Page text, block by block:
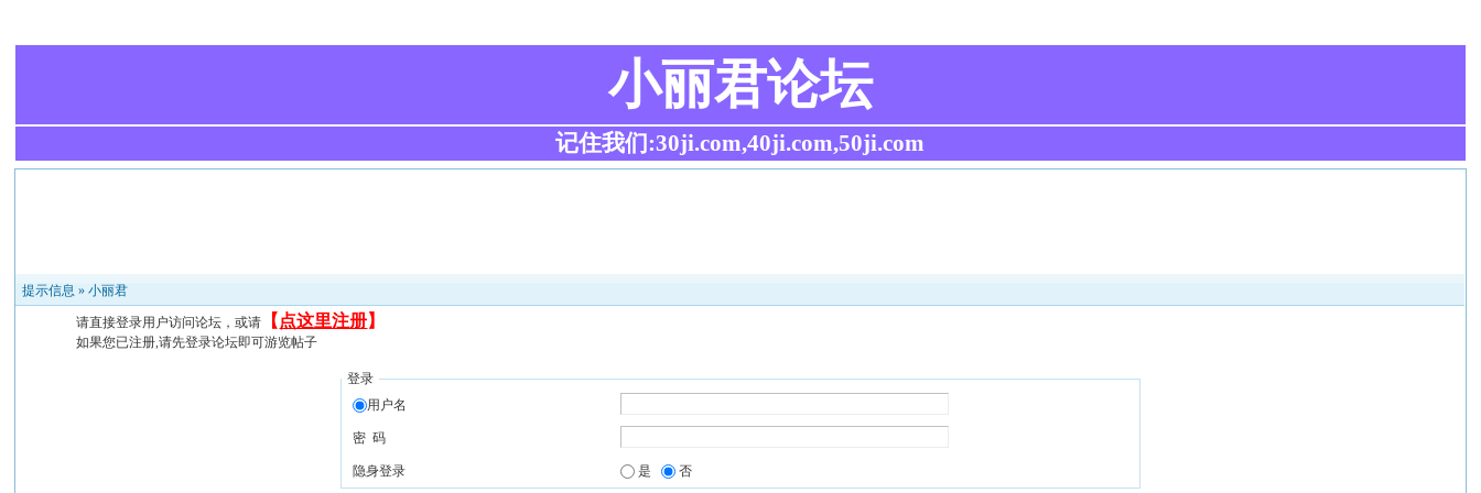
小丽君论坛
记住我们:30ji.com,40ji.com,50ji.com
提示信息 »小丽君
请直接登录用户访问论坛，或请 【 点这里注册】
如果您已注册,请先登录论坛即可游览帖子
登录
用户名
密 码
隐身登录 是 否